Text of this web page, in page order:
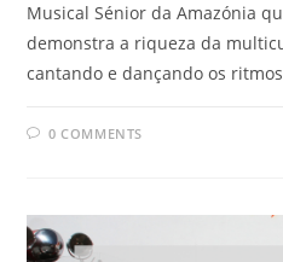
Musical Sénior da Amazónia
demonstra a riqueza da
cantando e dançando os
0 COMMENTS